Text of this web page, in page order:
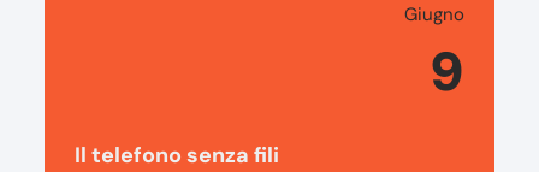
Giugno
9
Il telefono senza fili